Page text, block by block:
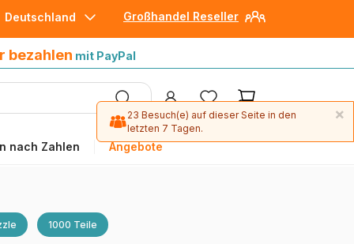
Großhandel Reseller
Deutschland
bezahlen mit PayPal
nach Zahlen Angebote
1000 Teile
×
23 Besuch(e) auf dieser Seite in den
letzten 7 Tagen.